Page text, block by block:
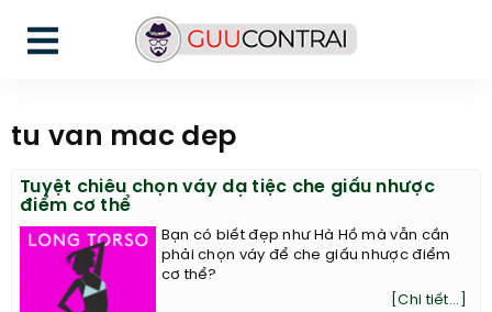
tu van mac dep
Tuyệt chiêu chọn váy dạ tiệc che giấu nhược
điểm cơ thể
Bạn có biết đẹp như Hà Hồ mà vẫn cần
phải chọn váy để che giấu nhược điểm
cơ thể?
[Chi tiết...]